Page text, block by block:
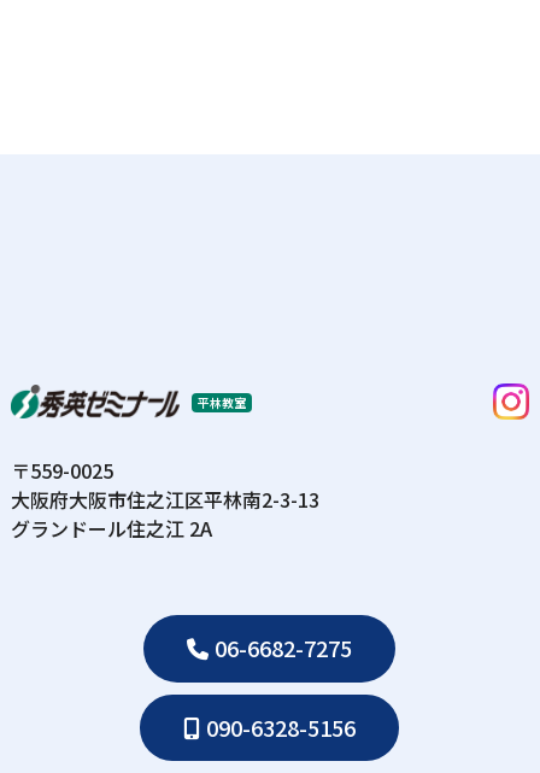
平林教室
〒559-0025
⼤阪府⼤阪市住之江区平林南2-3-13
グランドール住之江 2A
06-6682-7275
090-6328-5156